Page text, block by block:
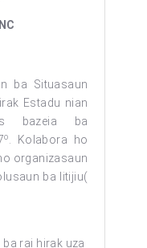
ba Situasaun
Estadu nian
bazeia ba
o
. Kolabora ho
organizasaun
ba litijiu(
rai hirak uza